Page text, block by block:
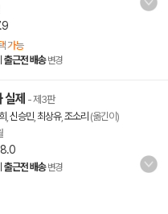
가능
출근전 배송 변경
실제 - 제3판
신승민, 최상유, 조소리 (옮긴이)
8.0
출근전 배송 변경